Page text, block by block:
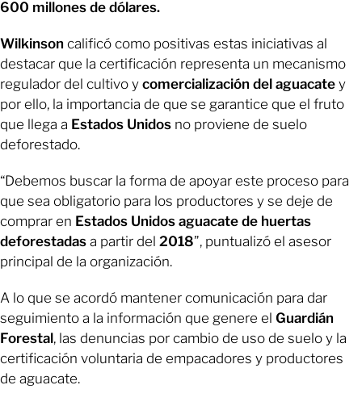
600 millones de dólares.
Wilkinson calificó como positivas estas iniciativas al
destacar que la certificación representa un mecanismo
regulador del cultivo y comercialización del aguacate y
por ello, la importancia de que se garantice que el fruto
que llega a Estados Unidos no proviene de suelo
deforestado.
“Debemos buscar la forma de apoyar este proceso para
que sea obligatorio para los productores y se deje de
comprar en Estados Unidos aguacate de huertas
deforestadas a partir del 2018”, puntualizó el asesor
principal de la organización.
A lo que se acordó mantener comunicación para dar
seguimiento a la información que genere el Guardián
Forestal, las denuncias por cambio de uso de suelo y la
certificación voluntaria de empacadores y productores
de aguacate.